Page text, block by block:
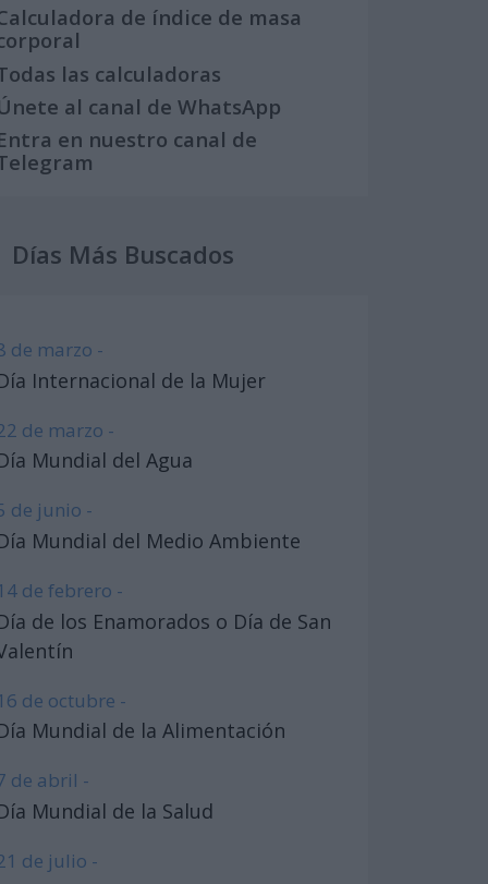
de índice de masa
las calculadoras
al canal de WhatsApp
en nuestro canal de
Días Más Buscados
de marzo -
Internacional de la Mujer
de marzo -
Mundial del Agua
de junio -
Mundial del Medio Ambiente
de febrero -
de los Enamorados o Día de San
de octubre -
Mundial de la Alimentación
de abril -
Mundial de la Salud
de julio -